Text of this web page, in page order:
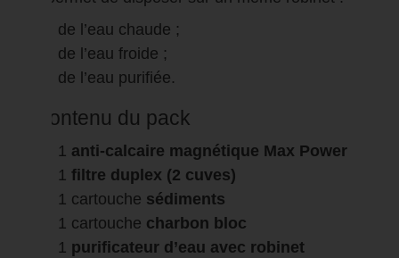
de l’eau chaude ;
de l’eau froide ;
de l’eau purifiée.
Contenu du pack
1 anti-calcaire magnétique Max Power
1filtre duplex (2 cuves)
1 cartouche sédiments
1 cartouche charbon bloc
1 purificateur d’eau avec robinet